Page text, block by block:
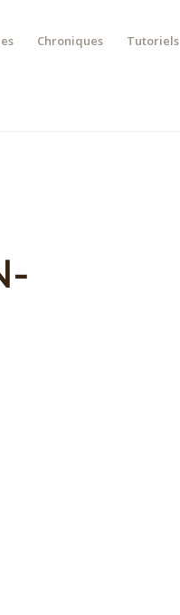
Chroniques Tutoriels